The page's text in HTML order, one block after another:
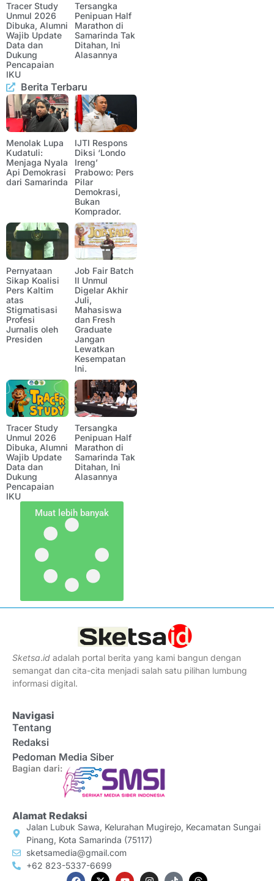
Tracer Study
Unmul 2026
Dibuka, Alumni
Wajib Update
Data dan
Dukung
Pencapaian
IKU
Tersangka
Penipuan Half
Marathon di
Samarinda Tak
Ditahan, Ini
Alasannya
Berita Terbaru
Menolak Lupa
Kudatuli:
Menjaga Nyala
Api Demokrasi
dari Samarinda
IJTI Respons
Diksi ‘Londo
Ireng’
Prabowo: Pers
Pilar
Demokrasi,
Bukan
Komprador.
Pernyataan
Sikap Koalisi
Pers Kaltim
atas
Stigmatisasi
Profesi
Jurnalis oleh
Presiden
Job Fair Batch
II Unmul
Digelar Akhir
Juli,
Mahasiswa
dan Fresh
Graduate
Jangan
Lewatkan
Kesempatan
Ini.
Tracer Study
Unmul 2026
Dibuka, Alumni
Wajib Update
Data dan
Dukung
Pencapaian
IKU
Tersangka
Penipuan Half
Marathon di
Samarinda Tak
Ditahan, Ini
Alasannya
Muat lebih banyak
Sketsa.id adalah portal berita yang kami bangun dengan
semangat dan cita-cita menjadi salah satu pilihan lumbung
informasi digital.
Navigasi
Tentang
Redaksi
Pedoman Media Siber
Bagian dari:
Alamat Redaksi
Jalan Lubuk Sawa, Kelurahan Mugirejo, Kecamatan Sungai
Pinang, Kota Samarinda (75117)
sketsamedia@gmail.com
+62 823-5337-6699